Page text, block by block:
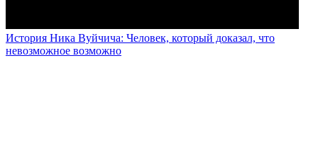
История Ника Вуйчича: Человек, который доказал, что
невозможное возможно